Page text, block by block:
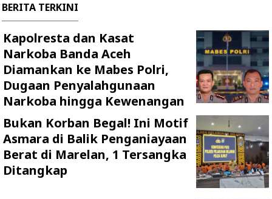
BERITA TERKINI
Kapolresta dan Kasat
Narkoba Banda Aceh
Diamankan ke Mabes Polri,
Dugaan Penyalahgunaan
Narkoba hingga Kewenangan
Bukan Korban Begal! Ini Motif
Asmara di Balik Penganiayaan
Berat di Marelan, 1 Tersangka
Ditangkap